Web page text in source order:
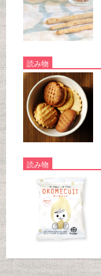
読み物
読み物